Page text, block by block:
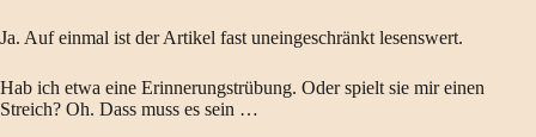
Ja. Auf einmal ist der Artikel fast uneingeschränkt lesenswert.
Hab ich etwa eine Erinnerungstrübung. Oder spielt sie mir einen
Streich? Oh. Dass muss es sein …